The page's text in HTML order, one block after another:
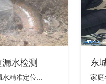
水检测
精准定位...
东
家庭